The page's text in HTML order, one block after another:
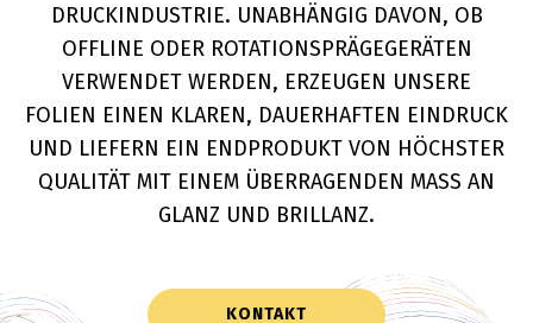
RUCKINDUSTRIE. UNABHÄNGIG DAVON, OB O
FFLINE ODER ROTATIONSPRÄGEGERÄTEN V
ERWENDET WERDEN, ERZEUGEN UNSERE F
OLIEN EINEN KLAREN, DAUERHAFTEN EINDRUCK U
ND LIEFERN EIN ENDPRODUKT VON HÖCHSTER Q
UALITÄT MIT EINEM ÜBERRAGENDEN MASS AN GL
ANZ UND BRILLANZ.
KONTAKT